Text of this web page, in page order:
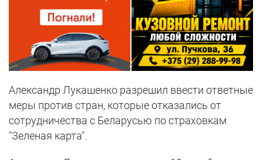
Александр Лукашенко разрешил ввести ответные
меры против стран, которые отказались от
сотрудничества с Беларусью по страховкам
"Зеленая карта".